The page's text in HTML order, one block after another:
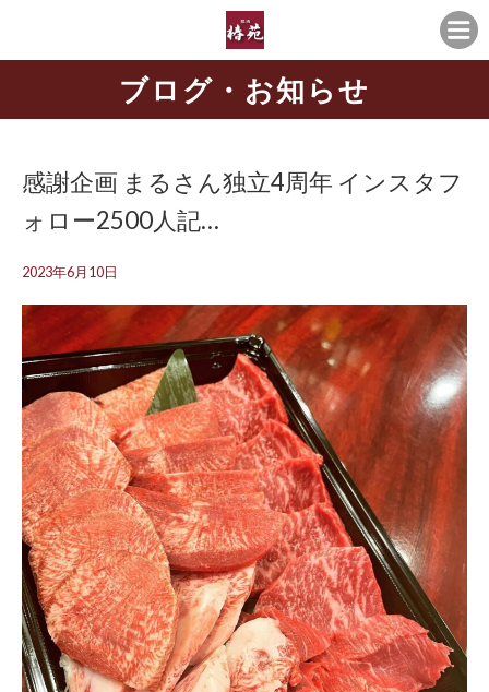
ブログ・お知らせ
感謝企画 まるさん独立4周年️ インスタフ
ォロー2500人記…
2023年6月10日